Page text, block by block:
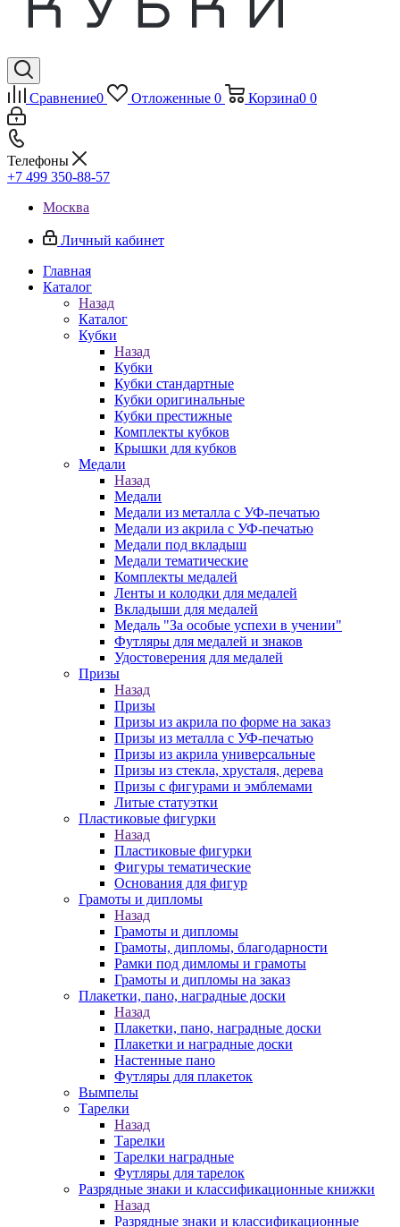
Сравнение0 Отложенные 0 Корзина0 0
Телефоны
+7 499 350-88-57
Москва
Личный кабинет
Главная
Каталог
Назад
Каталог
Кубки
Назад
Кубки
Кубки стандартные
Кубки оригинальные
Кубки престижные
Комплекты кубков
Крышки для кубков
Медали
Назад
Медали
Медали из металла с УФ-печатью
Медали из акрила с УФ-печатью
Медали под вкладыш
Медали тематические
Комплекты медалей
Ленты и колодки для медалей
Вкладыши для медалей
Медаль "За особые успехи в учении"
Футляры для медалей и знаков
Удостоверения для медалей
Призы
Назад
Призы
Призы из акрила по форме на заказ
Призы из металла с УФ-печатью
Призы из акрила универсальные
Призы из стекла, хрусталя, дерева
Призы с фигурами и эмблемами
Литые статуэтки
Пластиковые фигурки
Назад
Пластиковые фигурки
Фигуры тематические
Основания для фигур
Грамоты и дипломы
Назад
Грамоты и дипломы
Грамоты, дипломы, благодарности
Рамки под димломы и грамоты
Грамоты и дипломы на заказ
Плакетки, пано, наградные доски
Назад
Плакетки, пано, наградные доски
Плакетки и наградные доски
Настенные пано
Футляры для плакеток
Вымпелы
Тарелки
Назад
Тарелки
Тарелки наградные
Футляры для тарелок
Разрядные знаки и классификационные книжки
Назад
Разрядные знаки и классификационные